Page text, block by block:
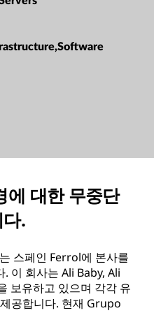
에 대한 무중단
.
스페인 Ferrol에 본사를
이 회사는 Ali Baby, Ali
보유하고 있으며 각각 유
공합니다. 현재 Grupo